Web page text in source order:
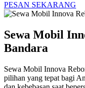
PESAN SEKARANG
Sewa Mobil
Bandara
Sewa Mobil Innova
pilihan yang tepat bagi